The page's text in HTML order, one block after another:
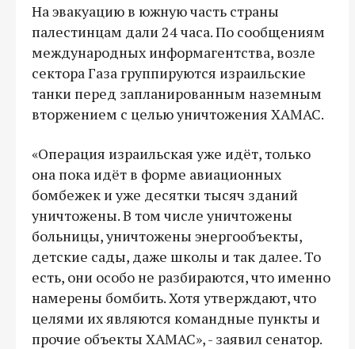
На эвакуацию в южную часть страны
палестинцам дали 24 часа. По сообщениям
международных информагентства, возле
сектора Газа группируются израильские
танки перед запланированным наземным
вторжением с целью уничтожения ХАМАС.
«Операция израильская уже идёт, только
она пока идёт в форме авиационных
бомбежек и уже десятки тысяч зданий
уничтожены. В том числе уничтожены
больницы, уничтожены энергообъекты,
детские сады, даже школы и так далее. То
есть, они особо не разбираются, что именно
намерены бомбить. Хотя утверждают, что
целями их являются командные пункты и
прочие объекты ХАМАС», - заявил сенатор.